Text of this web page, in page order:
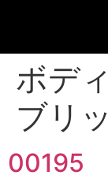
ボデ
ブリ
00195